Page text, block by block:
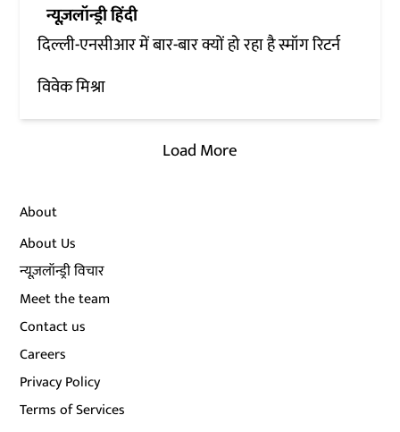
न्यूज़लॉन्ड्री हिंदी
दिल्ली-एनसीआर में बार-बार क्यों हो रहा है स्मॉग रिटर्न
विवेक मिश्रा
Load More
About
About Us
न्यूज़लॉन्ड्री विचार
Meet the team
Contact us
Careers
Privacy Policy
Terms of Services